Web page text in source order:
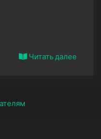
Читать далее